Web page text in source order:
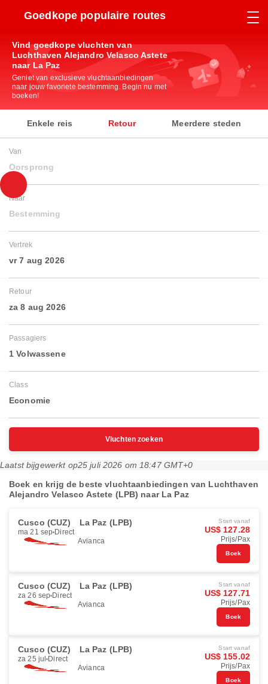
Goedkope populaire routes
Vind goedkope vluchten van
Luchthaven Alejandro Velasco Astete
naar La Paz
Geniet van exclusieve vluchtaanbiedingen
naar jouw favoriete bestemming. Begin nu met
boeken!
Enkele reis Retour Meerdere steden
Van
Oorsprong
Naar
Bestemming
Vertrek
vr 7 aug 2026
Retour
za 8 aug 2026
Passagiers
1 Volwassene
Class
Economie
Vluchten zoeken
Laatst bijgewerkt op25 juli 2026 om 18:47 GMT+0
Boek en krijg de beste vluchtaanbiedingen van Luchthaven
Alejandro Velasco Astete (LPB) naar La Paz
Cusco (CUZ) La Paz (LPB)
ma 21 sep Direct
Avianca
Start vanaf
US$ 127.28
Prijs/Pax
Boek
Cusco (CUZ) La Paz (LPB)
za 26 sep Direct
Avianca
Start vanaf
US$ 127.71
Prijs/Pax
Boek
Cusco (CUZ) La Paz (LPB)
za 25 jul Direct
Avianca
Start vanaf
US$ 155.02
Prijs/Pax
Boek